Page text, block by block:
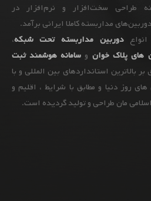
طراحی سخت‌افزار و نرم‌افزار در
مداربسته کاملا ایرانی برآمد.
دوربین مداربسته تحت شبکه،
های پلاک خوان وسامانه هوشمند ثبت
بالاترین استانداردهای بین المللی و با
روز دنیا و مطابق با شرایط ، اقلیم و
مان طراحی و تولید گردیده است.